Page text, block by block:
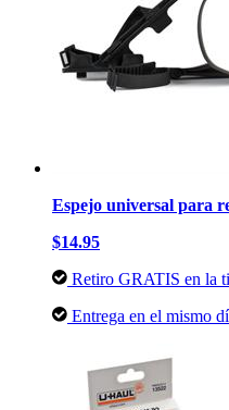
Espejo universal para
$14.95
Retiro GRATIS en la
Entrega en el mismo